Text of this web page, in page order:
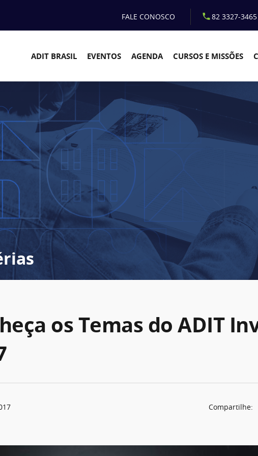
FALE CONOSCO 82 3327-3465
ADIT BRASIL EVENTOS AGENDA CURSOS E MISSÕES
os Temas do ADIT
Compartilhe: